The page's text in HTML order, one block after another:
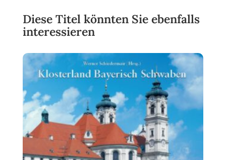
Diese Titel könnten Sie ebenfalls
interessieren